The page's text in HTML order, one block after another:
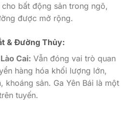
bất động sản trong ngõ,
được mở rộng.
& Đường Thủy:
Cai: Vẫn đóng vai trò quan
hàng hóa khối lượng lớn,
khoáng sản. Ga Yên Bái là một
tuyến.